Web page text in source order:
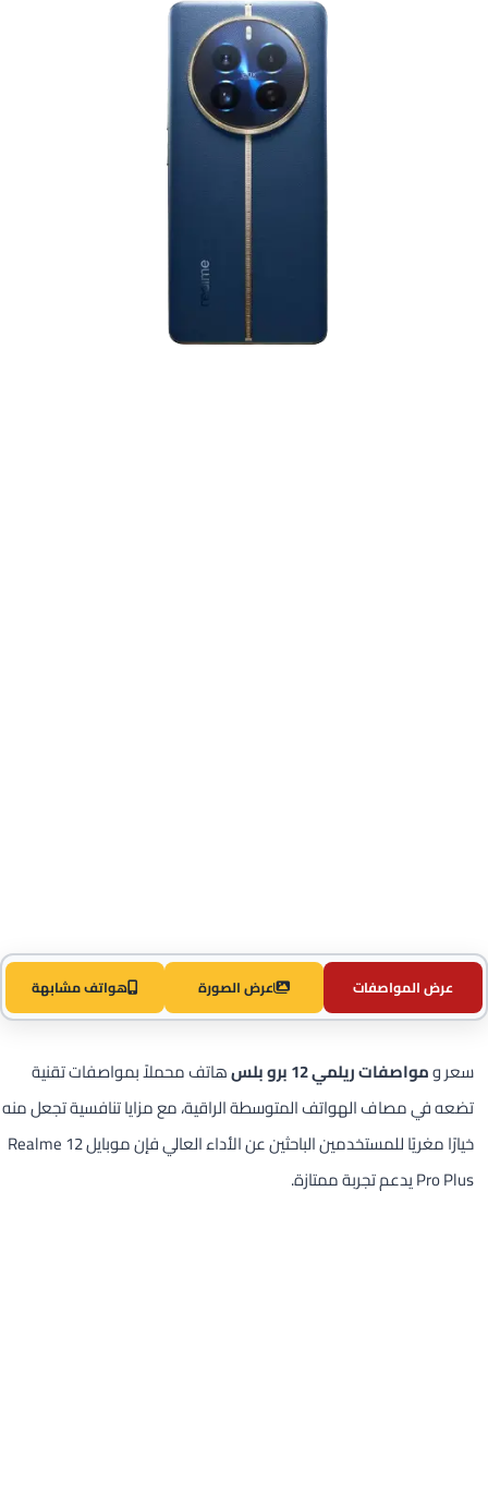
عرض المواصفات عرض الصورة هواتف مشابهة
سعر ومواصفات ريلمي 12 برو بلس
هاتف محملاً بمواصفات تقنية
تضعه في مصاف الهواتف المتوسطة الراقية، مع مزايا تنافسية تجعل منه
خيارًا مغريًا للمستخدمين الباحثين عن الأداء العالي فإن موبايل Realme 12
Pro Plus يدعم تجربة ممتازة.